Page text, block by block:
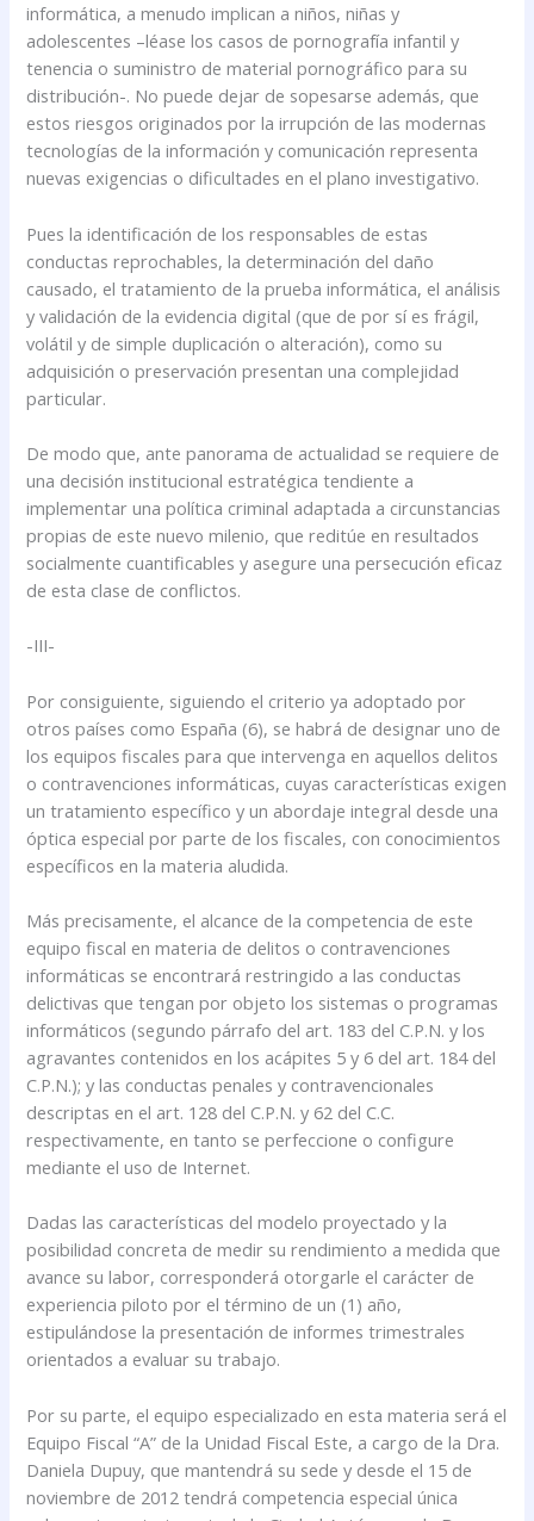
informática, a menudo implican a niños, niñas y
adolescentes –léase los casos de pornografía infantil y
tenencia o suministro de material pornográfico para su
distribución-. No puede dejar de sopesarse además, que
estos riesgos originados por la irrupción de las modernas
tecnologías de la información y comunicación representa
nuevas exigencias o dificultades en el plano investigativo.
Pues la identificación de los responsables de estas
conductas reprochables, la determinación del daño
causado, el tratamiento de la prueba informática, el análisis
y validación de la evidencia digital (que de por sí es frágil,
volátil y de simple duplicación o alteración), como su
adquisición o preservación presentan una complejidad
particular.
De modo que, ante panorama de actualidad se requiere de
una decisión institucional estratégica tendiente a
implementar una política criminal adaptada a circunstancias
propias de este nuevo milenio, que reditúe en resultados
socialmente cuantificables y asegure una persecución eficaz
de esta clase de conflictos.
-III-
Por consiguiente, siguiendo el criterio ya adoptado por
otros países como España (6), se habrá de designar uno de
los equipos fiscales para que intervenga en aquellos delitos
o contravenciones informáticas, cuyas características exigen
un tratamiento específico y un abordaje integral desde una
óptica especial por parte de los fiscales, con conocimientos
específicos en la materia aludida.
Más precisamente, el alcance de la competencia de este
equipo fiscal en materia de delitos o contravenciones
informáticas se encontrará restringido a las conductas
delictivas que tengan por objeto los sistemas o programas
informáticos (segundo párrafo del art. 183 del C.P.N. y los
agravantes contenidos en los acápites 5 y 6 del art. 184 del
C.P.N.); y las conductas penales y contravencionales
descriptas en el art. 128 del C.P.N. y 62 del C.C.
respectivamente, en tanto se perfeccione o configure
mediante el uso de Internet.
Dadas las características del modelo proyectado y la
posibilidad concreta de medir su rendimiento a medida que
avance su labor, corresponderá otorgarle el carácter de
experiencia piloto por el término de un (1) año,
estipulándose la presentación de informes trimestrales
orientados a evaluar su trabajo.
Por su parte, el equipo especializado en esta materia será el
Equipo Fiscal “A” de la Unidad Fiscal Este, a cargo de la Dra.
Daniela Dupuy, que mantendrá su sede y desde el 15 de
noviembre de 2012 tendrá competencia especial única